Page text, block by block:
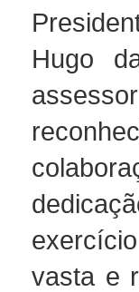
Hugo
vasta e